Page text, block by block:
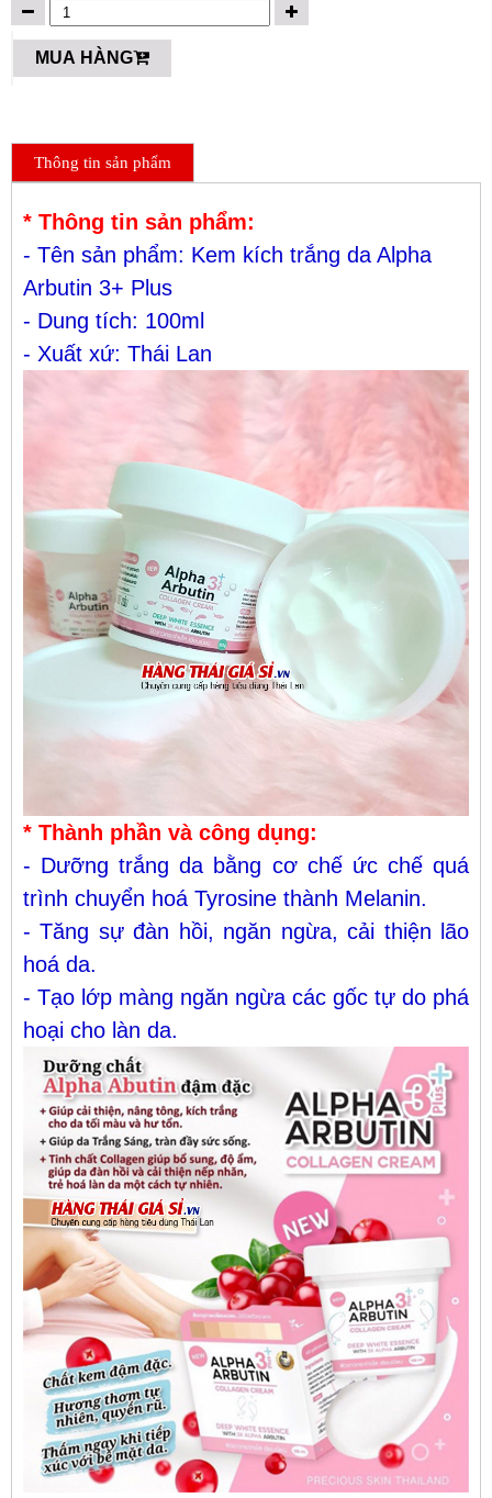
MUA HÀNG
Thông tin sản phẩm
* Thông tin sản phẩm:
- Tên sản phẩm: Kem kích trắng da Alpha
Arbutin 3+ Plus
- Dung tích: 100ml
- Xuất xứ: Thái Lan
* Thành phần và công dụng:
- Dưỡng trắng da bằng cơ chế ức chế quá
trình chuyển hoá Tyrosine thành Melanin.
- Tăng sự đàn hồi, ngăn ngừa, cải thiện lão
hoá da.
- Tạo lớp màng ngăn ngừa các gốc tự do phá
hoại cho làn da.